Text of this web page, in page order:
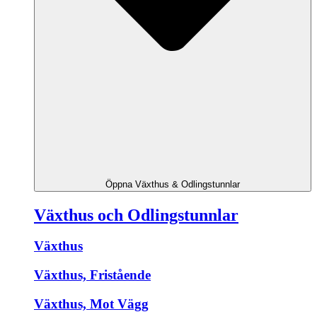
Öppna Växthus & Odlingstunnlar
Växthus och Odlingstunnlar
Växthus
Växthus, Fristående
Växthus, Mot Vägg